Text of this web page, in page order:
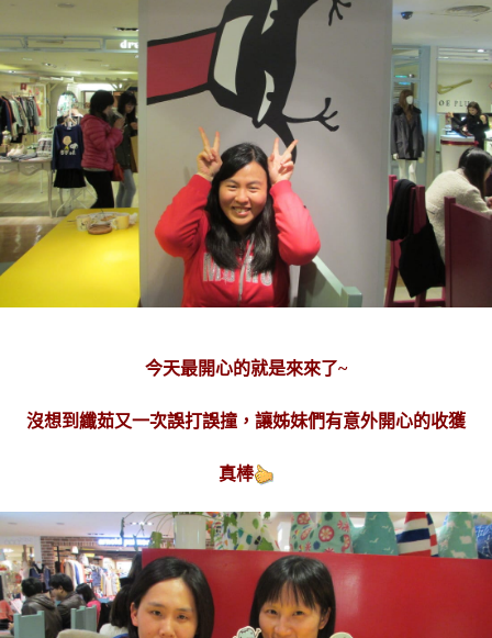
今天最開心的就是來來了~
沒想到纖茹又一次誤打誤撞，讓姊妹們有意外開心的收獲
真棒